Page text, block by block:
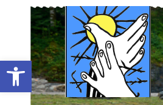
Ouvrir la barre d’outils